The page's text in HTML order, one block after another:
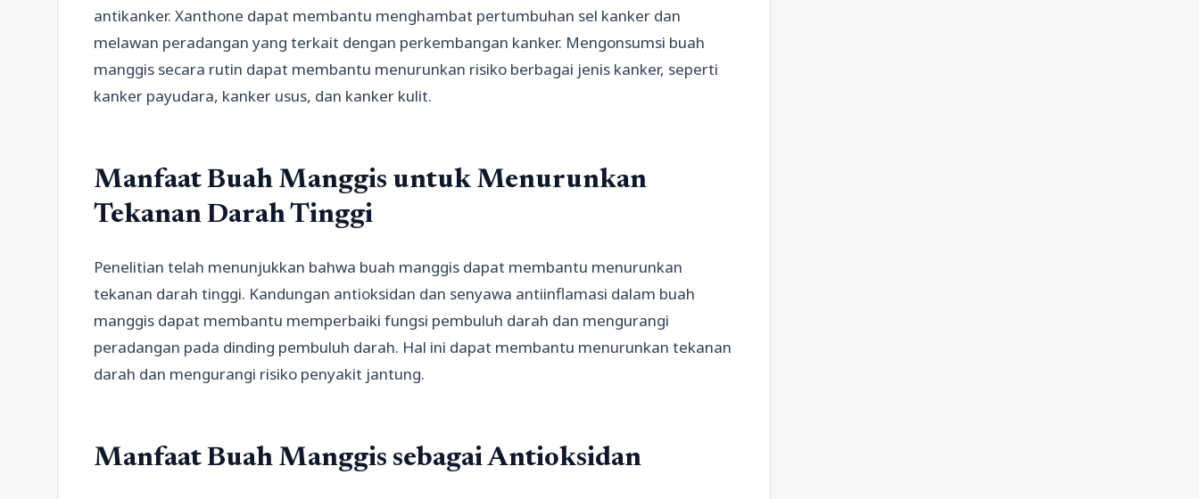
antikanker. Xanthone dapat membantu menghambat pertumbuhan sel kanker dan
melawan peradangan yang terkait dengan perkembangan kanker. Mengonsumsi buah
manggis secara rutin dapat membantu menurunkan risiko berbagai jenis kanker, seperti
kanker payudara, kanker usus, dan kanker kulit.
Manfaat Buah Manggis untuk Menurunkan
Tekanan Darah Tinggi
Penelitian telah menunjukkan bahwa buah manggis dapat membantu menurunkan
tekanan darah tinggi. Kandungan antioksidan dan senyawa antiinflamasi dalam buah
manggis dapat membantu memperbaiki fungsi pembuluh darah dan mengurangi
peradangan pada dinding pembuluh darah. Hal ini dapat membantu menurunkan tekanan
darah dan mengurangi risiko penyakit jantung.
Manfaat Buah Manggis sebagai Antioksidan